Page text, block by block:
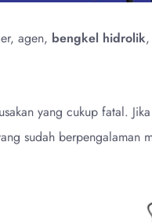
agen, bengkel hidrolik
yang cukup fatal.
sudah berpengalaman